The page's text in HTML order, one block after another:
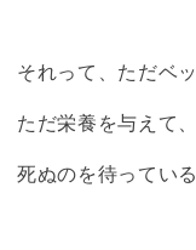
それって、ただベ
ただ栄養を与えて
死ぬのを待ってい